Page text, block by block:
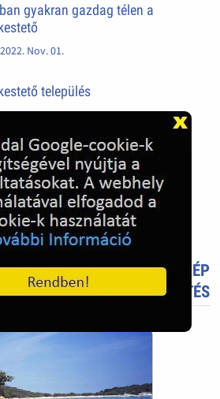
gyakran gazdag télen a
2022. Nov. 01.
település
2022. Nov. 01.
- UTAZÁS, ÉLMÉNY
TÖLTS FEL FOTÓT TE IS!ÚJ KÉP
FELTÖLTÉS